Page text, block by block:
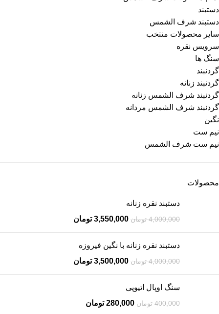
دستبند
دستبند شرف الشمس
سایر محصولات منتخب
سرویس نقره
سنگ ها
گردنبند
گردنبند زنانه
گردنبند شرف الشمس زنانه
گردنبند شرف الشمس مردانه
نگین
نیم ست
نیم ست شرف الشمس
محصولات
دستبند نقره زنانه
4,000,000 تومان 3,550,000 تومان
دستبند نقره زنانه با نگین فیروزه
4,000,000 تومان 3,500,000 تومان
سنگ اوپال اتیوپی
400,000 تومان 280,000 تومان